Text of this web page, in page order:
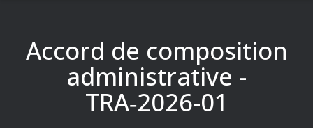
Accord de composition
administrative -
TRA‑2026-01